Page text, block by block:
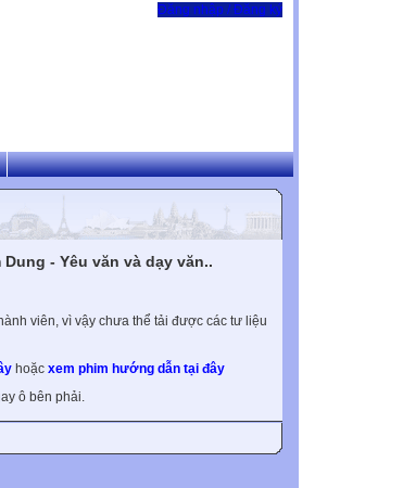
Đăng nhập / Đăng ký
- Yêu văn và dạy văn..
viên, vì vậy chưa thể tải được các tư liệu
hoặc xem phim hướng dẫn tại đây
ô bên phải.